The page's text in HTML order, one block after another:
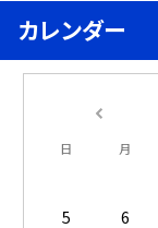
カレンダー
日 月
5
6